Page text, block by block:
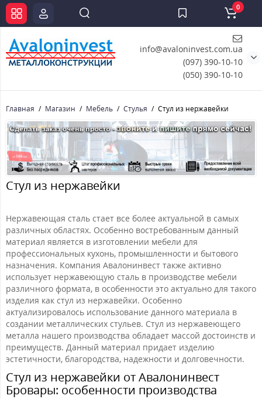
info@avaloninvest.com.ua
(097) 390-10-10
(050) 390-10-10
0
Главная Магазин Мебель Стулья Стул из нержавейки
Стул из нержавейки
Нержавеющая сталь стает все более актуальной в самых
различных областях. Особенно востребованным данный
материал является в изготовлении мебели для
профессиональных кухонь, промышленности и бытового
назначения. Компания Авалонинвест также активно
использует нержавеющую сталь в производстве мебели
различного формата, в особенности это актуально для такого
изделия как стул из нержавейки. Особенно
актуализировалось использование данного материала в
создании металлических стульев. Стул из нержавеющего
металла нашего производства обладает массой достоинств и
преимуществ. Данный материал придает изделию
эстетичности, благородства, надежности и долговечности.
Стул из нержавейки от Авалонинвест
Бровары: особенности производства